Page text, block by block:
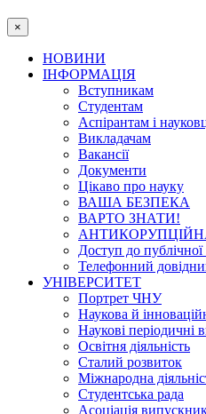
×
НОВИНИ
ІНФОРМАЦІЯ
Вступникам
Студентам
Аспірантам і
Викладачам
Вакансії
Документи
Цікаво про науку
ВАША БЕЗПЕКА
ВАРТО ЗНАТИ!
Доступ до публічної
Телефонний
УНІВЕРСИТЕТ
Портрет ЧНУ
Наукова й
Наукові періодичні
Освітня діяльність
Сталий розвиток
Міжнародна
Студентська рада
Асоціація